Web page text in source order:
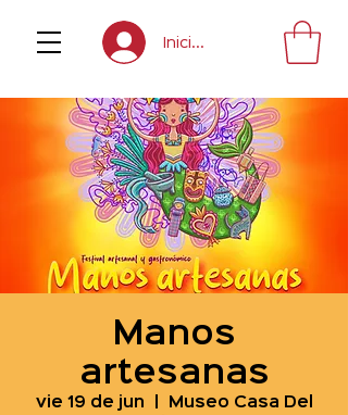
Inicia sesión
Manos
artesanas
vie 19 de jun
Museo Casa Del